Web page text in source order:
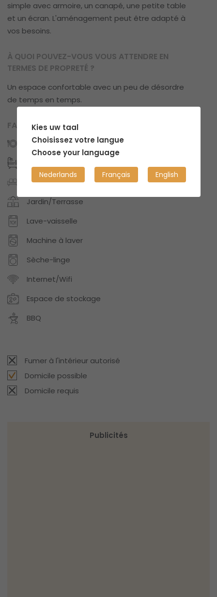
simple avec armoire, un canapé, une petite table
et un écran. L'aménagement peut être adapté à
vos besoins.
À QUOI POUVEZ-VOUS VOUS ATTENDRE EN
TERMES DE PROPRETÉ ?
Un espace confortable avec un peu de désordre
de temps en temps.
FACILITÉS
Cuisines: 1
Privé espace meublé
Jardin/Terrasse
Lave-vaisselle
Machine à laver
Sèche-linge
Internet/Wifi
Espace de stockage
BBQ
Fumer à l'intérieur autorisé
Domicile possible
Domicile requis
Publicités
Kies uw taal
Choisissez votre langue
Choose your language
Nederlands Français English